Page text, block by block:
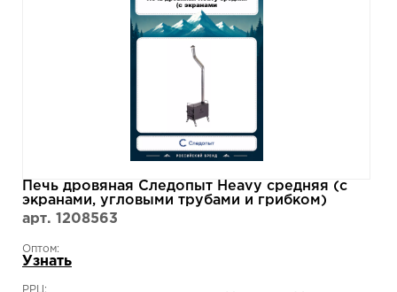
Печь дровяная Следопыт Heavy средняя (с
экранами, угловыми трубами и грибком)
арт. 1208563
Оптом:
Узнать
РРЦ: